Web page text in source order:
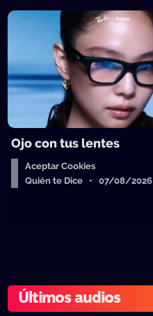
Ojo con tus lentes
Aceptar Cookies
Quién te Dice • 07/08/2026
Últimos audios